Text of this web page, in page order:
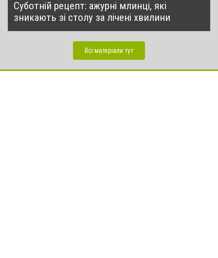
Суботній рецепт: ажурні млинці, які
зникають зі столу за лічені хвилини
Всі матеріали тут